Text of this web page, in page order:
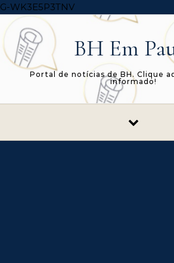
G-WK3E5P3TNVSkip to content
BH Em
Portal de notícias de BH. Clique
informado!